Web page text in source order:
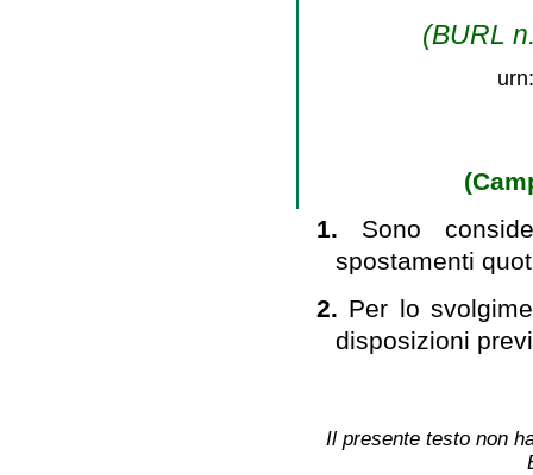
(BURL
1. Sono
spostamenti
2. Per lo
disposizioni
Il presente testo non